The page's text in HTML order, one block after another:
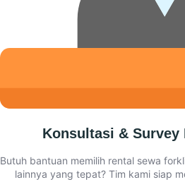
Konsultasi & Survey
Butuh bantuan memilih rental sewa
lainnya yang tepat? Tim kami siap